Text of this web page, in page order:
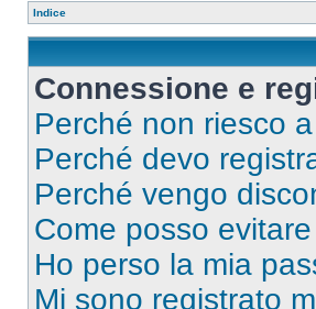
Indice
Connessione e
Perché non riesco
Perché devo
Perché vengo
Come posso
Ho perso la mia
Mi sono registrato